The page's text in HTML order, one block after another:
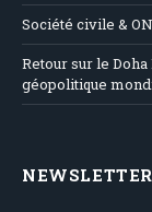
Société civile &
Retour sur le
géopolitique
NEWSLETTER